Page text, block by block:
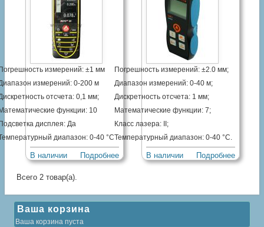
измерений: ±1 мм
измерений: 0-200 м
отсчета: 0,1 мм;
функции: 10
дисплея: Да
диапазон: 0-40 °С
В наличии Подробнее
Погрешность измерений: ±2.0 мм;
Диапазон измерений: 0-40 м;
Дискретность отсчета: 1 мм;
Математические функции: 7;
Класс лазера: II;
Температурный диапазон: 0-40 °С.
В наличии Подробнее
Всего 2 товар(а).
Ваша корзина
Ваша корзина пуста